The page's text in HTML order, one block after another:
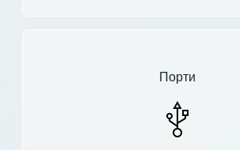
Порти